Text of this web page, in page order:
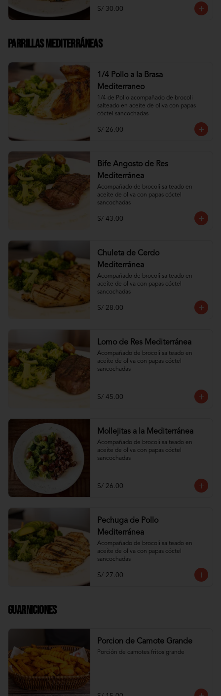
S/ 30.00
Parrillas Mediterráneas
1/4 Pollo a la Brasa
Mediterraneo
1/4 de Pollo acompañado de brocoli
salteado en aceite de oliva con papas
cóctel sancochadas
S/ 26.00
Bife Angosto de Res
Mediterránea
Acompañado de brocoli salteado en
aceite de oliva con papas cóctel
sancochadas
S/ 43.00
Chuleta de Cerdo
Mediterránea
Acompañado de brocoli salteado en
aceite de oliva con papas cóctel
sancochadas
S/ 28.00
Lomo de Res Mediterránea
Acompañado de brocoli salteado en
aceite de oliva con papas cóctel
sancochadas
S/ 45.00
Mollejitas a la Mediterránea
Acompañado de brocoli salteado en
aceite de oliva con papas cóctel
sancochadas
S/ 26.00
Pechuga de Pollo
Mediterránea
Acompañado de brocoli salteado en
aceite de oliva con papas cóctel
sancochadas
S/ 27.00
Guarniciones
Porcion de Camote Grande
Porción de camotes fritos grande